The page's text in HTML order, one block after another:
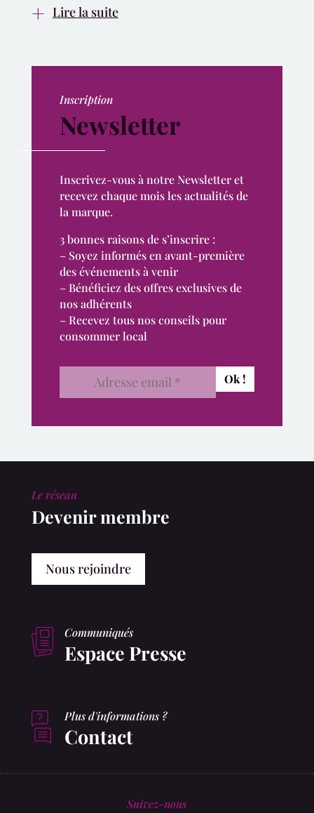
Lire la suite
Inscription
Newsletter
Inscrivez-vous à notre Newsletter et
recevez chaque mois les actualités de
la marque.
3 bonnes raisons de s’inscrire :
– Soyez informés en avant-première
des événements à venir
– Bénéficiez des offres exclusives de
nos adhérents
– Recevez tous nos conseils pour
consommer local
Le réseau
Devenir membre
Nous rejoindre
Communiqués
Espace Presse
Plus d'informations ?
Contact
Suivez-nous